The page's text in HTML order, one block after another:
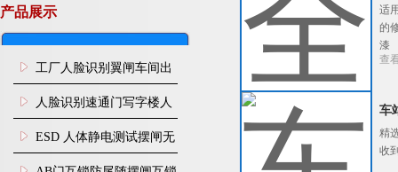
通行
产品展示
工厂人脸识别翼闸车间出
入口人行通道门禁
人脸识别速通门写字楼人
行通道闸门禁设备
ESD 人体静电测试摆闸无
尘车间防静电闸机
适
的
漆
查
车
精
收